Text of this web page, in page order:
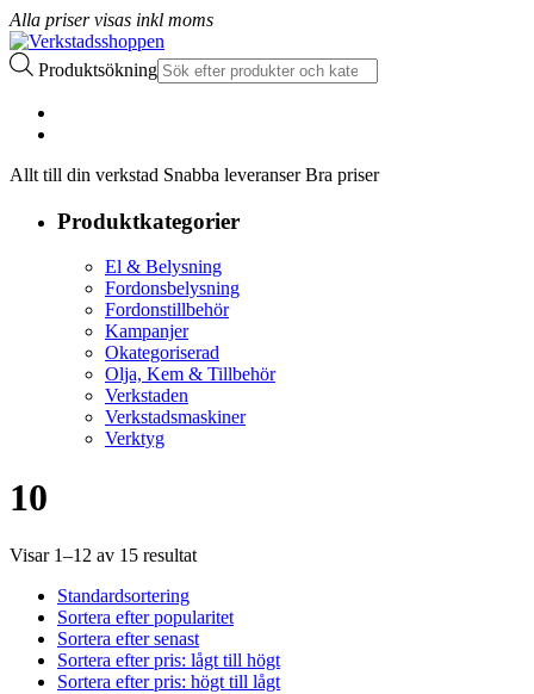
Alla priser visas inkl moms
Produktsökning
Allt till din verkstad Snabba leveranser Bra priser
Produktkategorier
El & Belysning
Fordonsbelysning
Fordonstillbehör
Kampanjer
Okategoriserad
Olja, Kem & Tillbehör
Verkstaden
Verkstadsmaskiner
Verktyg
10
Visar 1–12 av 15 resultat
Standardsortering
Sortera efter popularitet
Sortera efter senast
Sortera efter pris: lågt till högt
Sortera efter pris: högt till lågt